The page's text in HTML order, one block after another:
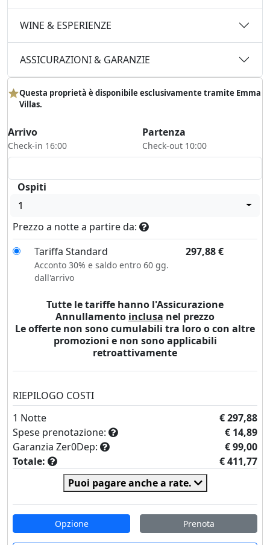
WINE & ESPERIENZE
ASSICURAZIONI & GARANZIE
Questa proprietà è disponibile esclusivamente tramite Emma
Villas.
Arrivo
Check-in 16:00
Partenza
Check-out 10:00
Ospiti
1
Prezzo a notte a partire da:
Tariffa Standard
297,88€
Acconto 30% e saldo entro 60 gg.
dall'arrivo
Tutte le tariffe hanno l'Assicurazione
Annullamento inclusa nel prezzo
Le offerte non sono cumulabili tra loro o con altre
promozioni e non sono applicabili
retroattivamente
RIEPILOGO COSTI
1 Notte
€ 297,88
Spese prenotazione:
€ 14,89
Garanzia Zer0Dep:
€ 99,00
Totale:
€ 411,77
Puoi pagare anche a rate.
Opzione Prenota